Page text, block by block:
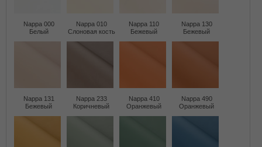
Nappa 000
Белый
Nappa 010
Слоновая кость
Nappa 110
Бежевый
Nappa 130
Бежевый
Nappa 131
Бежевый
Nappa 233
Коричневый
Nappa 410
Оранжевый
Nappa 490
Оранжевый